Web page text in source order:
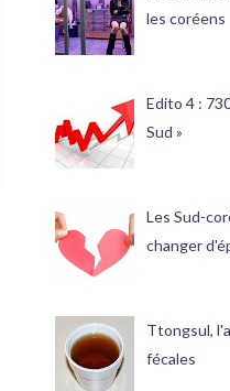
les coréens
Edito 4 :
Sud »
Les Sud-
changer
Ttongsul,
fécales